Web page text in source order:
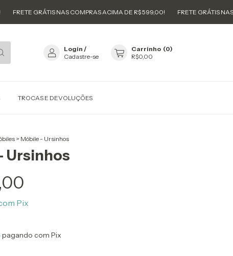
GRÁTIS NAS COMPRAS ACIMA DE R$ 599,00! FRETE GRÁTIS NAS
Login /
Cadastre-se
Carrinho (0)
R$0,00
TROCAS E DEVOLUÇÕES
> Móbile - Ursinhos
Ursinhos
Pix
pagando com Pix